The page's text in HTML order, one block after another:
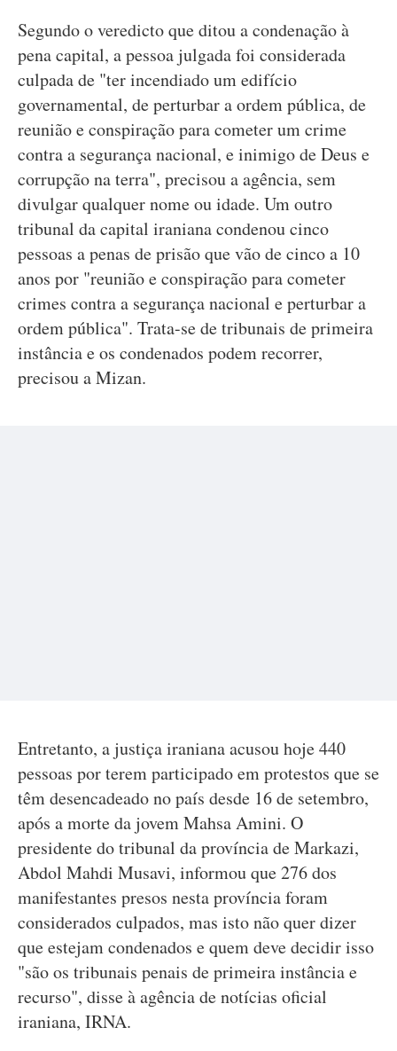
Segundo o veredicto que ditou a condenação à
pena capital, a pessoa julgada foi considerada
culpada de "ter incendiado um edifício
governamental, de perturbar a ordem pública, de
reunião e conspiração para cometer um crime
contra a segurança nacional, e inimigo de Deus e
corrupção na terra", precisou a agência, sem
divulgar qualquer nome ou idade. Um outro
tribunal da capital iraniana condenou cinco
pessoas a penas de prisão que vão de cinco a 10
anos por "reunião e conspiração para cometer
crimes contra a segurança nacional e perturbar a
ordem pública". Trata-se de tribunais de primeira
instância e os condenados podem recorrer,
precisou a Mizan.
Entretanto, a justiça iraniana acusou hoje 440
pessoas por terem participado em protestos que se
têm desencadeado no país desde 16 de setembro,
após a morte da jovem Mahsa Amini. O
presidente do tribunal da província de Markazi,
Abdol Mahdi Musavi, informou que 276 dos
manifestantes presos nesta província foram
considerados culpados, mas isto não quer dizer
que estejam condenados e quem deve decidir isso
"são os tribunais penais de primeira instância e
recurso", disse à agência de notícias oficial
iraniana, IRNA.